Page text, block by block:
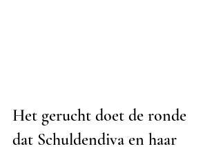
Het gerucht doet de ronde
dat Schuldendiva en haar